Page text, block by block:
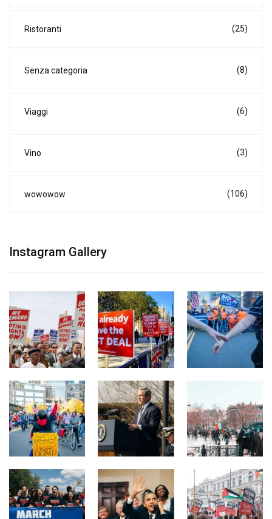
Ristoranti (25)
Senza categoria (8)
Viaggi (6)
Vino (3)
wowowow (106)
Instagram Gallery